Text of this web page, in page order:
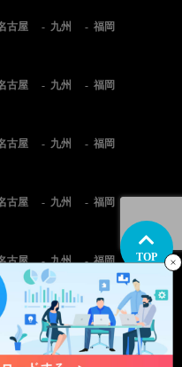
TOP
古屋 九州 福岡
古屋 九州 福岡
古屋 九州 福岡
古屋 九州 福岡
古屋 九州 福岡
Reserved.